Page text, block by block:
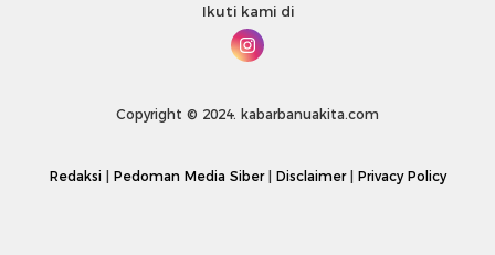
Ikuti kami di
Copyright © 2024. kabarbanuakita.com
Redaksi Pedoman Media Siber| Disclaimer| Privacy Policy